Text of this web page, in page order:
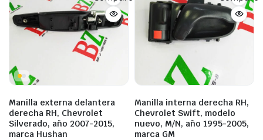
Manilla externa delantera
derecha RH, Chevrolet
Silverado, año 2007-2015,
marca Hushan
Manilla interna derecha RH,
Chevrolet Swift, modelo
nuevo, M/N, año 1995-2005,
marca GM